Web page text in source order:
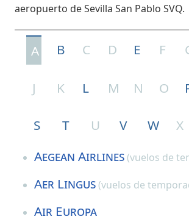
aeropuerto de Sevilla San Pablo SVQ.
A B C D E F
J K L M N O
S T U V W X
Aegean Airlines (vuelos de
Aer Lingus (vuelos de
Air Europa